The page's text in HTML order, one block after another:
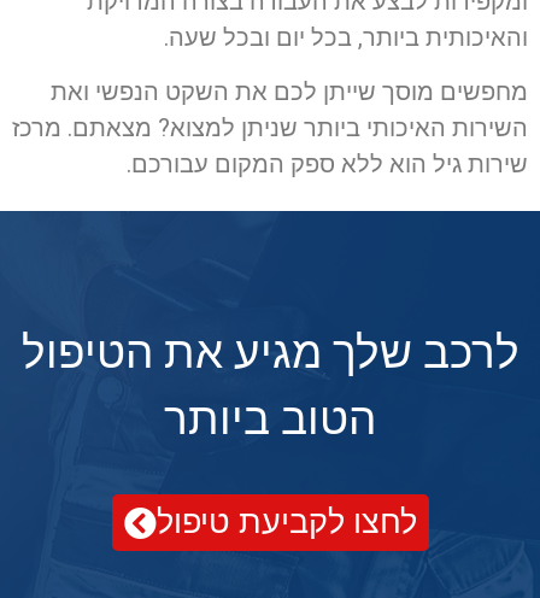
והאיכותית ביותר, בכל יום ובכל שעה.
מחפשים מוסך שייתן לכם את השקט הנפשי ואת
השירות האיכותי ביותר שניתן למצוא? מצאתם. מרכז
שירות גיל הוא ללא ספק המקום עבורכם.
לרכב שלך מגיע את הטיפול
הטוב ביותר
לחצו לקביעת טיפול